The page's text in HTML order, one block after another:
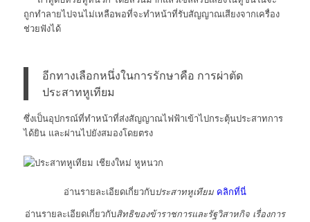
ถูกทำลายไปจนไม่เหลือพอที่จะทำหน้าที่รับสัญญาณเสียงจากเครื่อง
ช่วยฟังได้
อีกทางเลือกหนึ่งในการรักษาคือ การผ่าตัด
ประสาทหูเทียม
ซึ่งเป็นอุปกรณ์ที่ทำหน้าที่ส่งสัญญาณไฟฟ้าเข้าไปกระตุ้นประสาทการ
ได้ยิน และผ่านไปยังสมองโดยตรง
อ่านรายละเอียดเกี่ยวกับประสาทหูเทียม คลิกที่นี่
อ่านรายละเอียดเกี่ยวกับสิทธิของข้าราชการและรัฐวิสาหกิจ เรื่องการ